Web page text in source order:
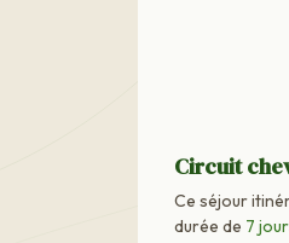
Circuit
Ce séjour
durée de 7